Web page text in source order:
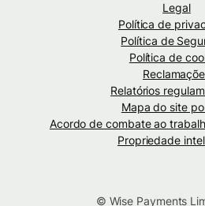
Legal
Política de
Política de
Política de
Relatórios
Mapa do site
Acordo de combate ao
Propriedade
© Wise Payments